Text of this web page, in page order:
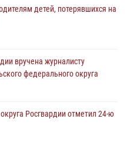
почтили память генерала
напомнил гражданам о
дрон-разведчик ВСУ на южном
детей, потерявшихся на
вручена журналисту
федерального округа
Росгвардии отметил 24-ю